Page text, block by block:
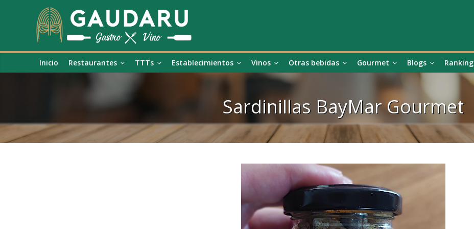
Inicio Restaurantes TTTs Establecimientos Vinos Otras bebidas Gourmet Blogs Ranking
Sardinillas BayMar Gourmet